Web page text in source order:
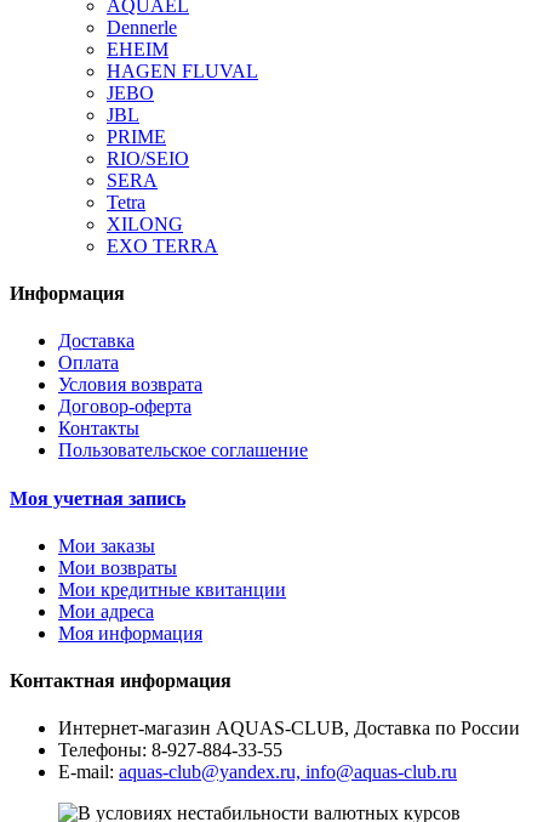
AQUAEL
Dennerle
EHEIM
HAGEN FLUVAL
JEBO
JBL
PRIME
RIO/SEIO
SERA
Tetra
XILONG
EXO TERRA
Информация
Доставка
Оплата
Условия возврата
Договор-оферта
Контакты
Пользовательское соглашение
Моя учетная запись
Мои заказы
Мои возвраты
Мои кредитные квитанции
Мои адреса
Моя информация
Контактная информация
Интернет-магазин AQUAS-CLUB, Доставка по России
Телефоны: 8-927-884-33-55
E-mail: aquas-club@yandex.ru, info@aquas-club.ru